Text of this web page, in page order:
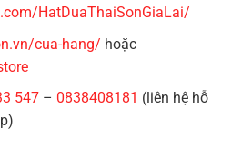
HatDuaThaiSonGiaLai/
cua-hang/ hoặc
547– 0838408181 (liên hệ hỗ